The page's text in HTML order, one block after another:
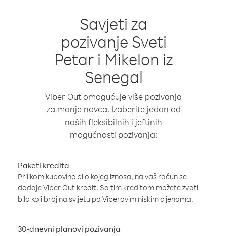
Savjeti za
pozivanje Sveti
Petar i Mikelon iz
Senegal
Viber Out omogućuje više pozivanja
za manje novca. Izaberite jedan od
naših fleksibilnih i jeftinih
mogućnosti pozivanja:
Paketi kredita
Prilikom kupovine bilo kojeg iznosa, na vaš račun se
dodaje Viber Out kredit. Sa tim kreditom možete zvati
bilo koji broj na svijetu po Viberovim niskim cijenama.
30-dnevni planovi pozivanja